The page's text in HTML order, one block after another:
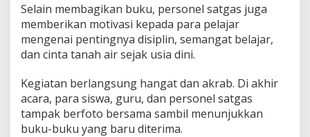
Selain membagikan buku, personel satgas juga
memberikan motivasi kepada para pelajar
mengenai pentingnya disiplin, semangat belajar,
dan cinta tanah air sejak usia dini.
Kegiatan berlangsung hangat dan akrab. Di akhir
acara, para siswa, guru, dan personel satgas
tampak berfoto bersama sambil menunjukkan
buku-buku yang baru diterima.